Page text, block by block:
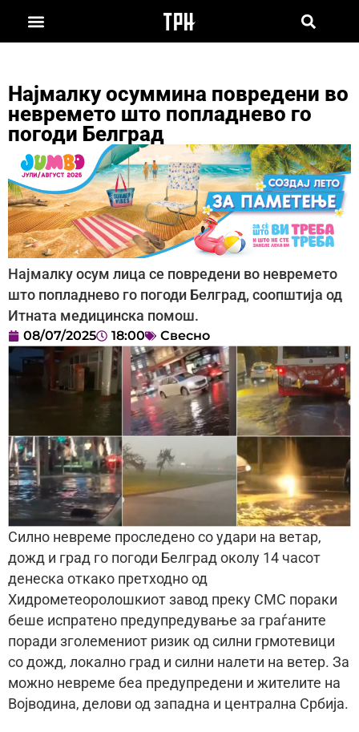
Најмалку осуммина повредени во
невремето што попладнево го
погоди Белград
Најмалку осум лица се повредени во невремето
што попладнево го погоди Белград, соопштија од
Итната медицинска помош.
08/07/2025 18:00 Свесно
Силно невреме проследено со удари на ветар,
дожд и град го погоди Белград околу 14 часот
денеска откако претходно од
Хидрометеоролошкиот завод преку СМС пораки
беше испратено предупредување за граѓаните
поради зголемениот ризик од силни грмотевици
со дожд, локално град и силни налети на ветер. За
можно невреме беа предупредени и жителите на
Војводина, делови од западна и централна Србија.